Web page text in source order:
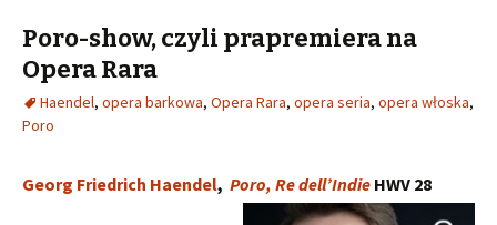
Poro-show, czyli prapremiera na
Opera Rara
Haendel, opera barkowa, Opera Rara, opera seria, opera włoska,
Poro
Georg Friedrich Haendel, Poro, Re dell’Indie HWV 28